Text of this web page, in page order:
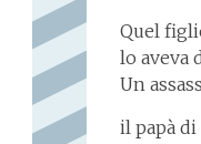
Quel
lo aveva
Un
il papà